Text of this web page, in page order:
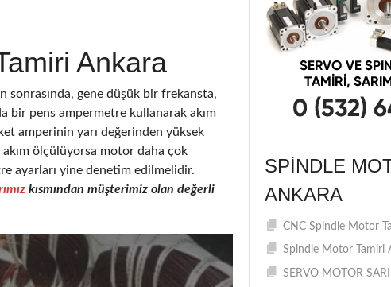
Ankara
sonrasında, gene düşük bir frekansta,
bir pens ampermetre kullanarak akım
amperinin yarı değerinden yüksek
akım ölçülüyorsa motor daha çok
ayarları yine denetim edilmelidir.
kısmından müşterimiz olan değerli
SPINDLE
ANKARA
CNC Spindle Motor
Spindle Motor Tamiri
SERVO MOTOR